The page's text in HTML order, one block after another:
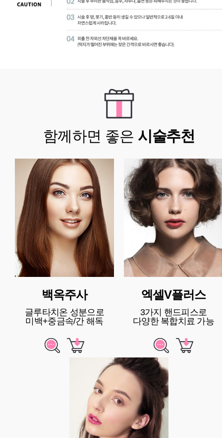
함께하면 좋은 시술추천
백옥주사
글루타치온 성분으로
미백+중금속/간 해독
엑셀V플러스
3가지 핸드피스로
다양한 복합치료 가능